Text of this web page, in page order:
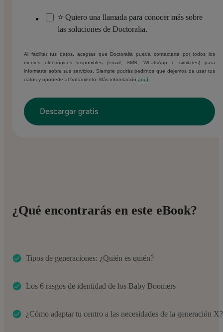
⭐ Quiero una llamada para conocer más sobre
las soluciones de Doctoralia.
Al facilitar tus datos, aceptas que Doctoralia pueda contactarte por todos los
medios electrónicos disponibles (email, SMS, WhatsApp o similares) para
informarte sobre sus servicios. Siempre podrás pedirnos que dejemos de usar tus
datos y oponerte al tratamiento. Más información aquí.
¿Qué encontrarás en este eBook?
Tipos de generaciones: ¿Quién es quién?
Los 6 rasgos de identidad de los Baby Boomers
¿Cómo adaptar tu centro a las necesidades de la generación X?